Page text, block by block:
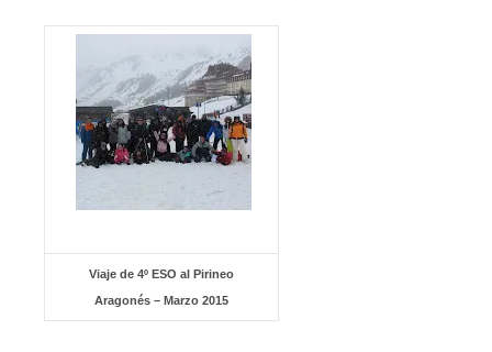
Viaje de 4º ESO al Pirineo
Aragonés – Marzo 2015